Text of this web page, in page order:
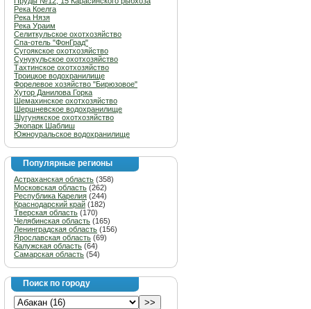
Река Коелга
Река Нязя
Река Ураим
Селиткульское охотхозяйство
Спа-отель "ФонГрад"
Сугоякское охотхозяйство
Сунукульское охотхозяйство
Тахтинское охотхозяйство
Троицкое водохранилище
Форелевое хозяйство "Бирюзовое"
Хутор Данилова Горка
Шемахинское охотхозяйство
Шершневское водохранилище
Шугунякское охотхозяйство
Экопарк Шаблиш
Южноуральское водохранилище
Популярные регионы
Астраханская область (358)
Московская область (262)
Республика Карелия (244)
Краснодарский край (182)
Тверская область (170)
Челябинская область (165)
Ленинградская область (156)
Ярославская область (69)
Калужская область (64)
Самарская область (54)
Поиск по городу